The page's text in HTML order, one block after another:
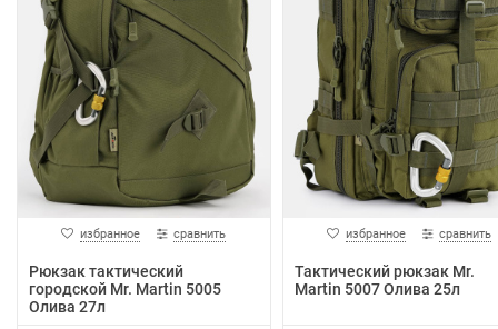
избранное сравнить
Рюкзак тактический
городской Mr. Martin 5005
Олива 27л
избранное сравнить
Тактический рюкзак Mr.
Martin 5007 Олива 25л